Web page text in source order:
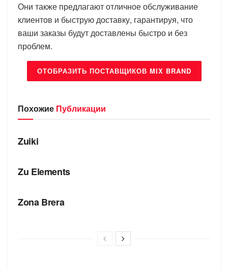
Они также предлагают отличное обслуживание
клиентов и быструю доставку, гарантируя, что
ваши заказы будут доставлены быстро и без
проблем.
ОТОБРАЗИТЬ ПОСТАВЩИКОВ MIX BRAND
Похожие Публикации
БРЕНДЫ
Zuiki
Zu Elements
Zona Brera